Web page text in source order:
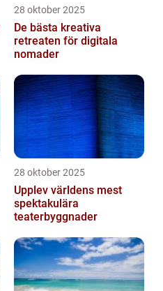
28 oktober 2025
De bästa kreativa
retreaten för digitala
nomader
28 oktober 2025
Upplev världens mest
spektakulära
teaterbyggnader